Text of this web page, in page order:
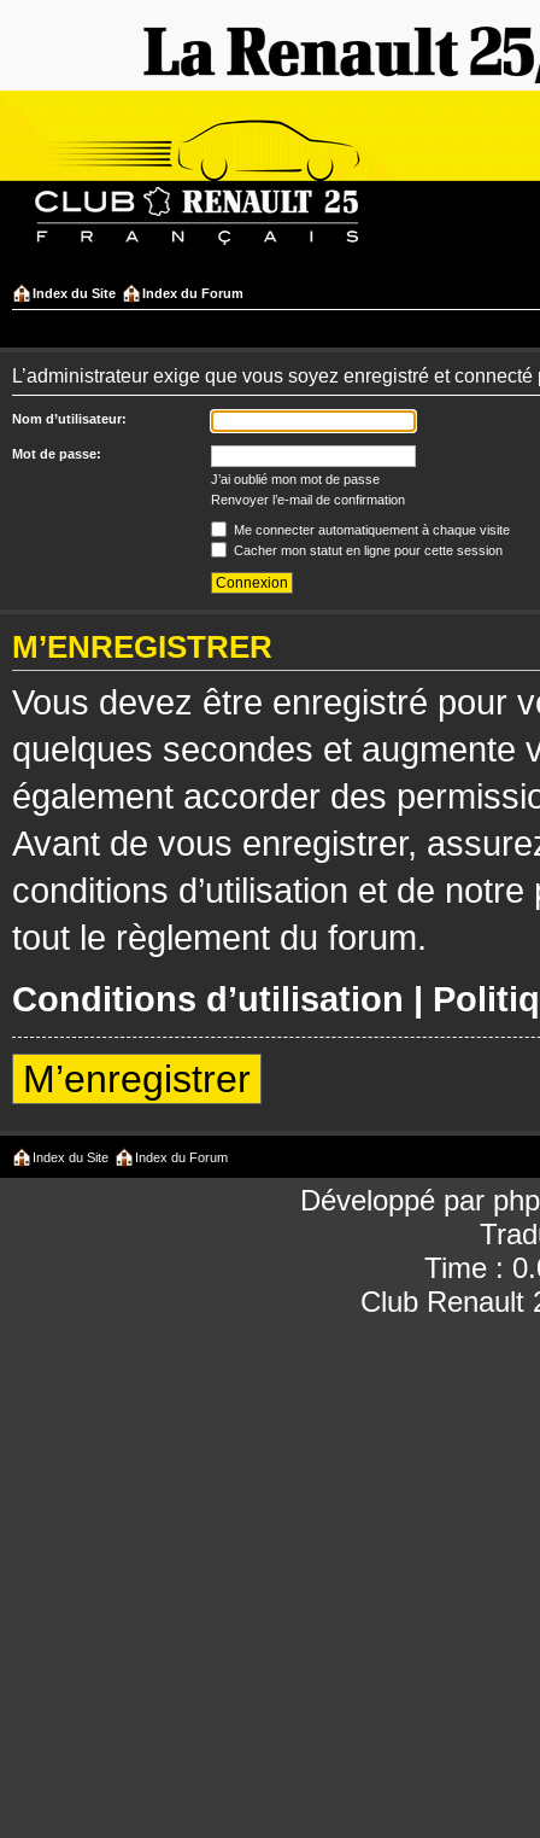
Index du Site Index du Forum
L’administrateur exige que vous soyez enregistré et
Nom d’utilisateur:
Mot de passe:
J’ai oublié mon mot de passe
Renvoyer l’e-mail de confirmation
Me connecter automatiquement à chaque visite
Cacher mon statut en ligne pour cette session
M’ENREGISTRER
Vous devez être enregistré pour
quelques secondes et augmente
également accorder des
Avant de vous enregistrer,
conditions d’utilisation et de
tout le règlement du forum.
Conditions d’utilisation |
M’enregistrer
Index du Site Index du Forum
Développé par
Time :
Club Renault